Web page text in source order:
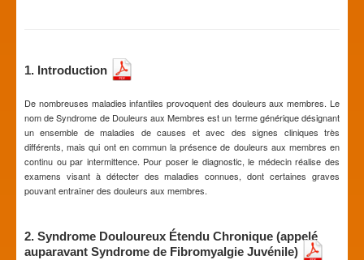
1. Introduction
De nombreuses maladies infantiles provoquent des douleurs aux membres. Le
nom de Syndrome de Douleurs aux Membres est un terme générique désignant
un ensemble de maladies de causes et avec des signes cliniques très
différents, mais qui ont en commun la présence de douleurs aux membres en
continu ou par intermittence. Pour poser le diagnostic, le médecin réalise des
examens visant à détecter des maladies connues, dont certaines graves
pouvant entraîner des douleurs aux membres.
2. Syndrome Douloureux Étendu Chronique (appelé
auparavant Syndrome de Fibromyalgie Juvénile)